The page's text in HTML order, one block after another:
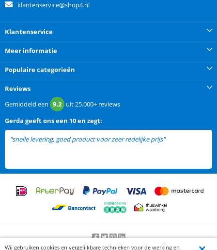
klantenservice@shop4.nl
Klantenservice
Meer informatie
Populaire categorieën
Reviews
Gemiddeld een 9.2 uit25.000+ reviews
Gerda geeft ons een 10 en zegt:
"snelle levering, goed product voor zeer redelijke prijs"
Wij gebruiken cookies en vergelijkbare technieken voor de werking en